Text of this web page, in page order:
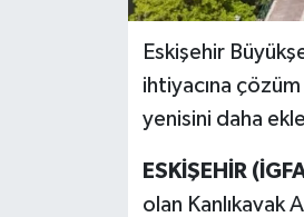
Eskişehir
ihtiyacına
yenisini daha
ESKİŞEHİR
olan Kanlıkavak